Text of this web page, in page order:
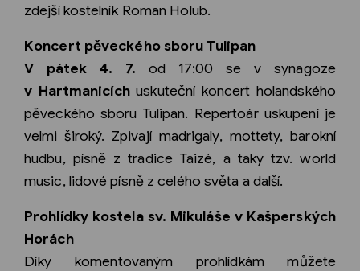
zdejší kostelník Roman Holub.
Koncert pěveckého sboru Tulipan
V pátek 4. 7. od 17:00 se v synagoze
v Hartmanicíchuskuteční koncert holandského
pěveckého sboru Tulipan. Repertoár uskupení je
velmi široký. Zpivají madrigaly, mottety, barokní
hudbu, písně z tradice Taizé, a taky tzv. world
music, lidové písně z celého světa a další.
Prohlídky kostela sv. Mikuláše v Kašperských
Horách
Díky komentovaným prohlídkám můžete